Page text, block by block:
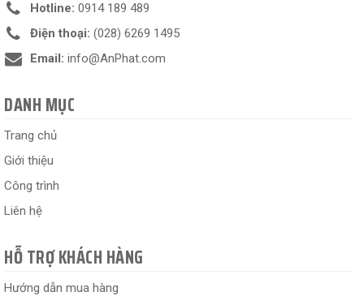
Hotline: 0914 189 489
Điện thoại: (028) 6269 1495
Email: info@AnPhat.com
DANH MỤC
Trang chủ
Giới thiệu
Công trình
Liên hệ
HỖ TRỢ KHÁCH HÀNG
Hướng dẫn mua hàng